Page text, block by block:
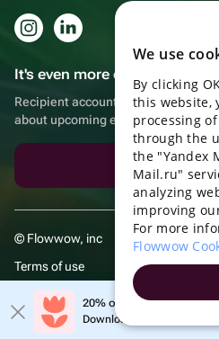
It's even more convenient in
Recipient account, extra rewards
about upcoming events
Download
© Flowwow, inc
Terms of use
Privacy policy20% off your first order!
Download the app & get
We use
By clicking
this website,
processing
through the
the "Yandex
Mail.ru"
analyzing
improving
For more
Flowwow